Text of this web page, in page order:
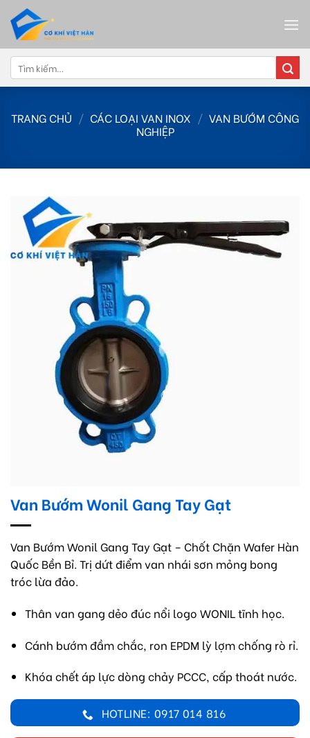
content
Tìm
kiếm:
TRANG CHỦ / CÁC LOẠI VAN INOX / VAN BƯỚM CÔNG
NGHIỆP
Van Bướm Wonil Gang Tay Gạt
Van Bướm Wonil Gang Tay Gạt – Chốt Chặn Wafer Hàn
Quốc Bền Bỉ. Trị dứt điểm van nhái sơn mỏng bong
tróc lừa đảo.
Thân van gang dẻo đúc nổi logo WONIL tĩnh học.
Cánh bướm đầm chắc, ron EPDM lỳ lợm chống rò rỉ.
Khóa chết áp lực dòng chảy PCCC, cấp thoát nước.
HOTLINE: 0917 014 816